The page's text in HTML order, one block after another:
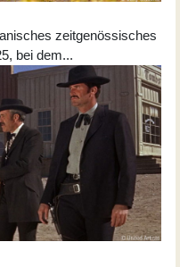
zeitgenössisches
bei dem...